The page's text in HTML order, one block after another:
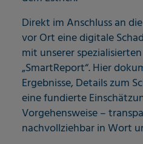
Direkt im Anschluss an
vor Ort eine digitale
mit unserer
„SmartReport“. Hier
Ergebnisse, Details zum
eine fundierte
Vorgehensweise –
nachvollziehbar in Wort